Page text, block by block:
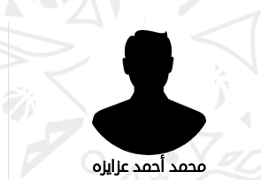
محمد أحمد عزايزه